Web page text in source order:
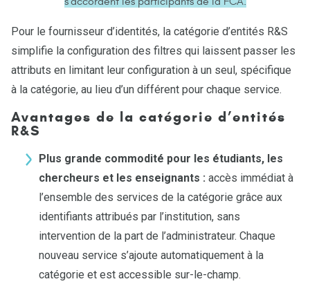
Pour le fournisseur d’identités, la catégorie d’entités R&S
simplifie la configuration des filtres qui laissent passer les
attributs en limitant leur configuration à un seul, spécifique
à la catégorie, au lieu d’un différent pour chaque service.
Avantages de la catégorie d’entités
R&S
Plus grande commodité pour les étudiants, les
chercheurs et les enseignants : accès immédiat à
l’ensemble des services de la catégorie grâce aux
identifiants attribués par l’institution, sans
intervention de la part de l’administrateur. Chaque
nouveau service s’ajoute automatiquement à la
catégorie et est accessible sur-le-champ.